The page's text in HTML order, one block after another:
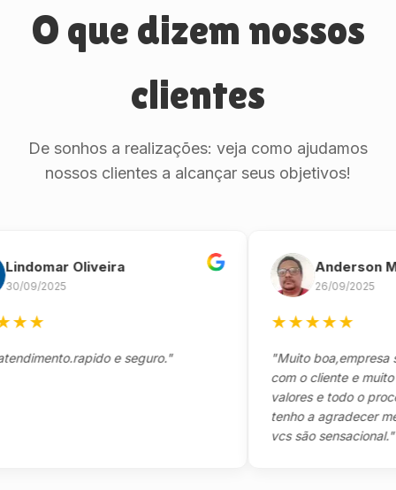
O que dizem nossos
clientes
De sonhos a realizações: veja como ajudamos
nossos clientes a alcançar seus objetivos!
Oliveira
2025
e seguro."
Anderson
26/09/2025
★★★
"Muito boa,empresa séria
com o cliente e muito
valores e todo o processo
tenho a agradecer
vcs são sensacional."